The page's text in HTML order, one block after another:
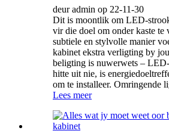
deur admin op 22-11-30
Dit is moontlik om LED-
vir die doel om onder kaste te
subtiele en stylvolle manier
kabinet ekstra verligting by
beligting is nuwerwets –
hitte uit nie, is
om te installeer. Omringende
Lees meer